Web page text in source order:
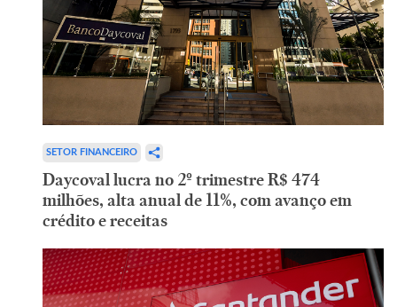
SETOR FINANCEIRO
Daycoval lucra no 2º trimestre R$ 474
milhões, alta anual de 11%, com avanço em
crédito e receitas